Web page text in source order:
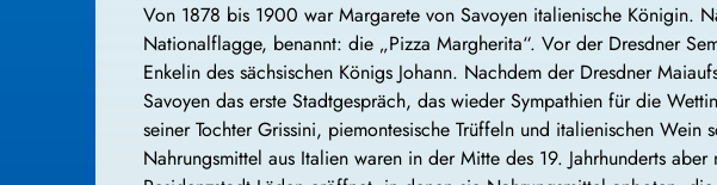
Von 1878 bis 1900 war Margarete von Savoyen italienische Königin.
Nationalflagge, benannt: die „Pizza Margherita“. Vor der Dresdner
Enkelin des sächsischen Königs Johann. Nachdem der Dresdner
Savoyen das erste Stadtgespräch, das wieder Sympathien für die
seiner Tochter Grissini, piemontesische Trüffeln und italienischen Wein
Nahrungsmittel aus Italien waren in der Mitte des 19. Jahrhunderts